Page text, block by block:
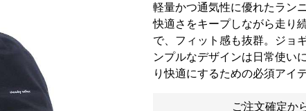
軽量かつ通気性に優れたラン
快適さをキープしながら走り
で、フィット感も抜群。ジョ
ンプルなデザインは日常使い
り快適にするための必須アイテ
ご注文確定か